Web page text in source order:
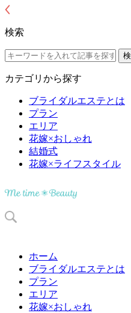
検索
カテゴリから探す
ブライダルエステとは
プラン
エリア
花嫁×おしゃれ
結婚式
花嫁×ライフスタイル
ホーム
ブライダルエステとは
プラン
エリア
花嫁×おしゃれ